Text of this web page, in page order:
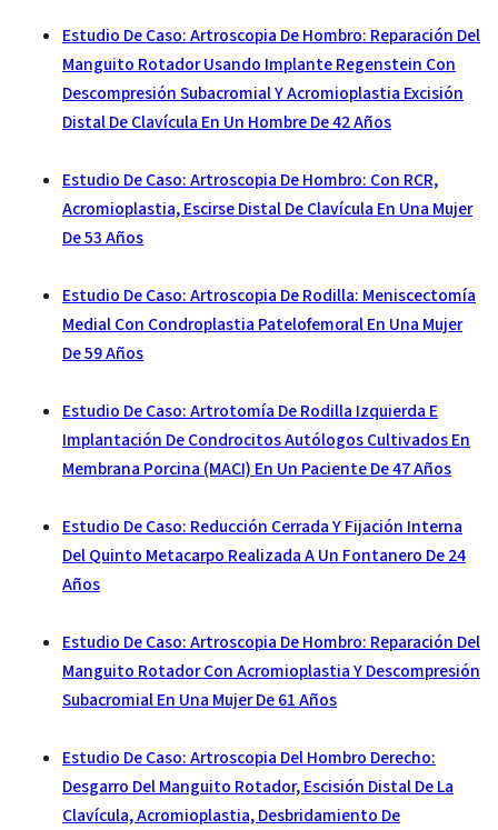
Estudio De Caso: Artroscopia De Hombro: Reparación Del
Manguito Rotador Usando Implante Regenstein Con
Descompresión Subacromial Y Acromioplastia Excisión
Distal De Clavícula En Un Hombre De 42 Años
Estudio De Caso: Artroscopia De Hombro: Con RCR,
Acromioplastia, Escirse Distal De Clavícula En Una Mujer
De 53 Años
Estudio De Caso: Artroscopia De Rodilla: Meniscectomía
Medial Con Condroplastia Patelofemoral En Una Mujer
De 59 Años
Estudio De Caso: Artrotomía De Rodilla Izquierda E
Implantación De Condrocitos Autólogos Cultivados En
Membrana Porcina (MACI) En Un Paciente De 47 Años
Estudio De Caso: Reducción Cerrada Y Fijación Interna
Del Quinto Metacarpo Realizada A Un Fontanero De 24
Años
Estudio De Caso: Artroscopia De Hombro: Reparación Del
Manguito Rotador Con Acromioplastia Y Descompresión
Subacromial En Una Mujer De 61 Años
Estudio De Caso: Artroscopia Del Hombro Derecho:
Desgarro Del Manguito Rotador, Escisión Distal De La
Clavícula, Acromioplastia, Desbridamiento De